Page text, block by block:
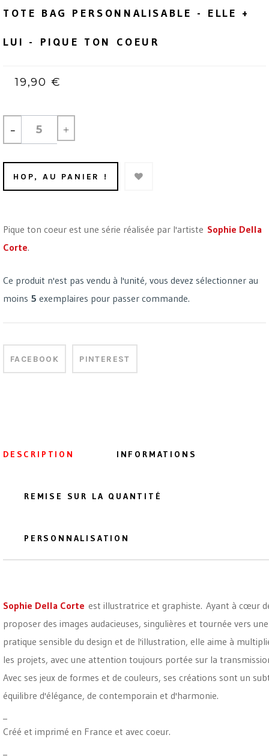
TOTE BAG PERSONNALISABLE - ELLE +
LUI - PIQUE TON COEUR
19,90 €
- +
HOP, AU PANIER !
Pique ton coeur est une série réalisée par l'artiste Sophie Della
Corte.
Ce produit n'est pas vendu à l'unité, vous devez sélectionner au
moins 5 exemplaires pour passer commande.
FACEBOOK PINTEREST
DESCRIPTION INFORMATIONS
REMISE SUR LA QUANTITÉ
PERSONNALISATION
Sophie Della Corte est illustratrice et graphiste. Ayant à cœur
proposer des images audacieuses, singulières et tournée vers une
pratique sensible du design et de l'illustration, elle aime à
les projets, avec une attention toujours portée sur la
Avec ses jeux de formes et de couleurs, ses créations sont un
équilibre d'élégance, de contemporain et d'harmonie.
Créé et imprimé en France et avec coeur.